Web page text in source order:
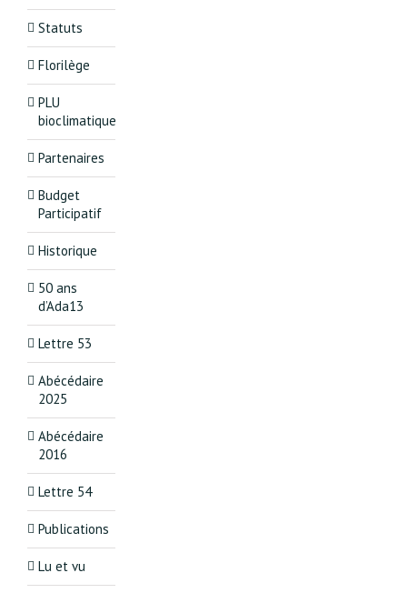
Statuts
Florilège
PLU
bioclimatique
Partenaires
Budget
Participatif
Historique
50 ans
d’Ada13
Lettre 53
Abécédaire
2025
Abécédaire
2016
Lettre 54
Publications
Lu et vu